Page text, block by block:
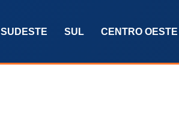
SUDESTE SUL CENTRO OESTE